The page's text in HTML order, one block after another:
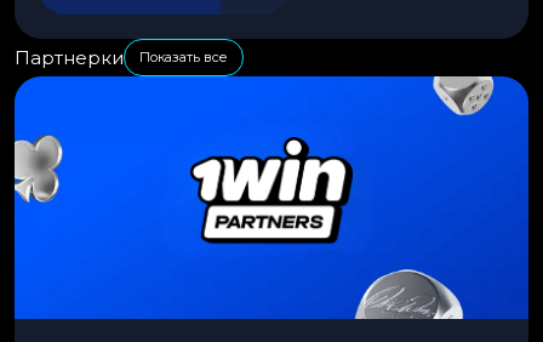
Партнерки Показать все